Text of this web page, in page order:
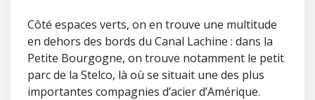
Côté espaces verts, on en trouve une multitude
en dehors des bords du Canal Lachine : dans la
Petite Bourgogne, on trouve notamment le petit
parc de la Stelco, là où se situait une des plus
importantes compagnies d’acier d’Amérique.